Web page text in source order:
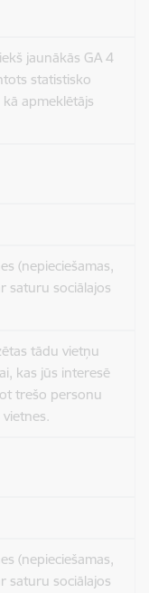
jaunākās GA 4
statistisko
apmeklētājs
(nepieciešamas,
saturu sociālajos
tādu vietņu
kas jūs interesē
trešo personu
(nepieciešamas,
saturu sociālajos